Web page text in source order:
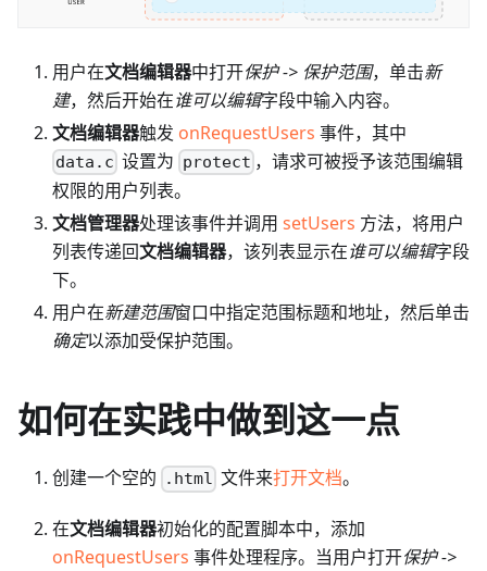
用户在文档编辑器中打开保护 -> 保护范围，单击新
建，然后开始在谁可以编辑字段中输入内容。
文档编辑器触发 onRequestUsers 事件，其中
data.c 设置为 protect ，请求可被授予该范围编辑
权限的用户列表。
文档管理器处理该事件并调用 setUsers 方法，将用户
列表传递回文档编辑器，该列表显示在谁可以编辑字段
下。
用户在新建范围窗口中指定范围标题和地址，然后单击
确定以添加受保护范围。
如何在实践中做到这一点
创建一个空的 .html 文件来打开文档。
在文档编辑器初始化的配置脚本中，添加
onRequestUsers 事件处理程序。当用户打开保护 ->